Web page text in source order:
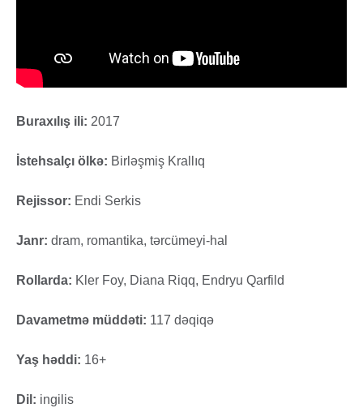
Buraxılış ili: 2017
İstehsalçı ölkə: Birləşmiş Krallıq
Rejissor: Endi Serkis
Janr: dram, romantika, tərcümeyi-hal
Rollarda: Kler Foy, Diana Riqq, Endryu Qarfild
Davametmə müddəti: 117 dəqiqə
Yaş həddi: 16+
Dil: ingilis